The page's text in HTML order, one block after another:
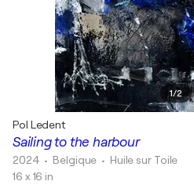
1/2
Sailing to the harbour
Pol Ledent
2024 • Belgique • Huile sur Toile
16 x 16 in